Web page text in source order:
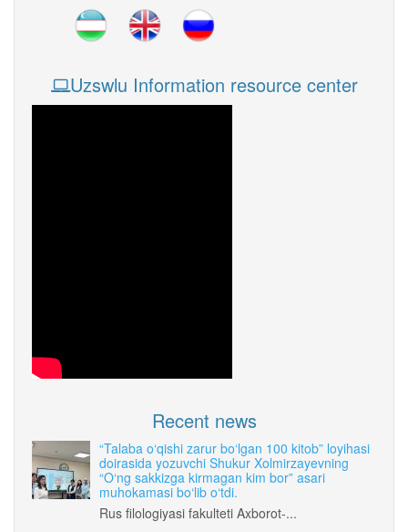
Uzswlu Information resource center
Recent news
“Talaba o‘qishi zarur bo‘lgan 100 kitob” loyihasi
doirasida yozuvchi Shukur Xolmirzayevning
“O‘ng sakkizga kirmagan kim bor” asari
muhokamasi bo‘lib o‘tdi.
Rus filologiyasi fakulteti Axborot-...